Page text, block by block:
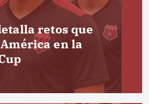
retos que
en la